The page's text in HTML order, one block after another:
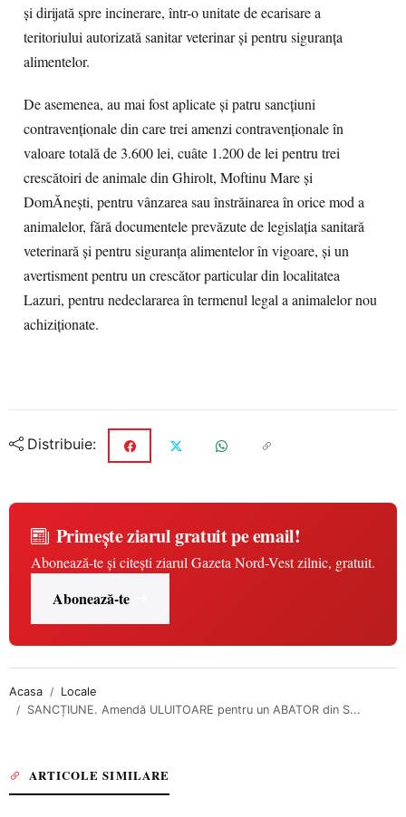
și dirijată spre incinerare, într-o unitate de ecarisare a
teritoriului autorizată sanitar veterinar și pentru siguranța
alimentelor.
De asemenea, au mai fost aplicate și patru sancțiuni
contravenționale din care trei amenzi contravenționale în
valoare totală de 3.600 lei, cuâte 1.200 de lei pentru trei
crescătoiri de animale din Ghirolt, Moftinu Mare și
DomĂnești, pentru vânzarea sau înstrăinarea în orice mod a
animalelor, fără documentele prevăzute de legislația sanitară
veterinară și pentru siguranța alimentelor în vigoare, și un
avertisment pentru un crescător particular din localitatea
Lazuri, pentru nedeclararea în termenul legal a animalelor nou
achiziționate.
Distribuie:
Primește ziarul gratuit pe email!
Abonează-te și citești ziarul Gazeta Nord-Vest zilnic, gratuit.
Abonează-te
Acasa
Locale
SANCȚIUNE. Amendă ULUITOARE pentru un ABATOR din S...
ARTICOLE SIMILARE